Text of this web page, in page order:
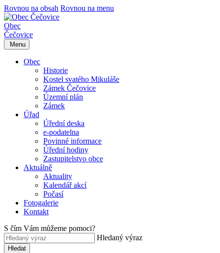
Rovnou na obsah Rovnou na menu
Obec
Čečovice
Menu
Obec
Historie
Kostel svatého Mikuláše
Zámek Čečovice
Územní plán
Zámek
Úřad
Úřední deska
e-podatelna
Povinné informace
Úřední hodiny
Zastupitelstvo obce
Aktuálně
Aktuality
Kalendář akcí
Počasí
Fotogalerie
Kontakt
S čím Vám můžeme pomoci?
Hledaný výraz
Hledat